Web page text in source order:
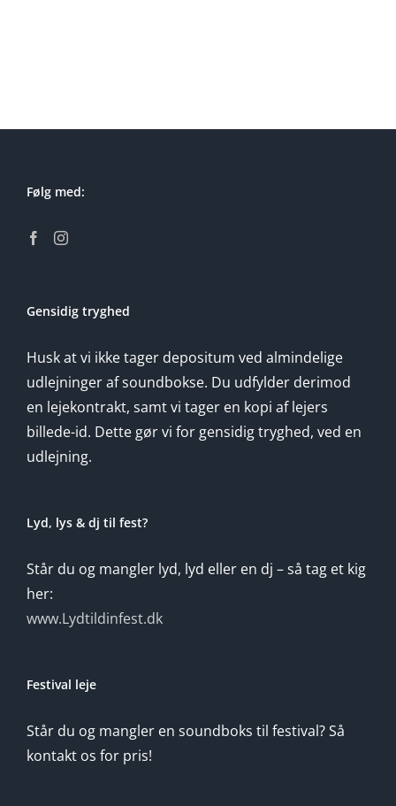
Følg med:
Gensidig tryghed
Husk at vi ikke tager depositum ved almindelige
udlejninger af soundbokse. Du udfylder derimod
en lejekontrakt, samt vi tager en kopi af lejers
billede-id. Dette gør vi for gensidig tryghed, ved en
udlejning.
Lyd, lys & dj til fest?
Står du og mangler lyd, lyd eller en dj – så tag et kig
her:
www.Lydtildinfest.dk
Festival leje
Står du og mangler en soundboks til festival? Så
kontakt os for pris!